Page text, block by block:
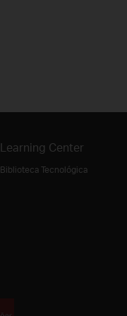
Learning Center
Biblioteca Tecnológica